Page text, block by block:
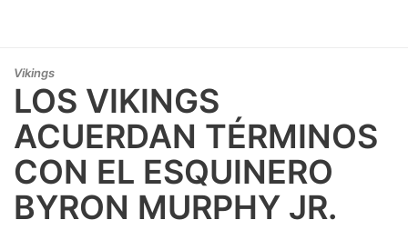
Vikings
LOS VIKINGS
ACUERDAN TÉRMINOS
CON EL ESQUINERO
BYRON MURPHY JR.